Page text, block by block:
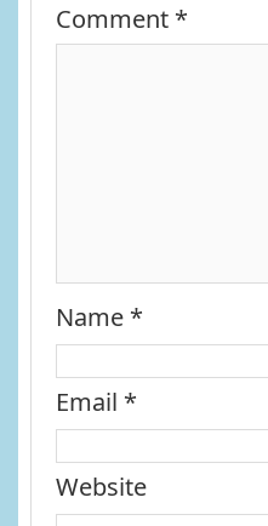
Comment *
Name *
Email *
Website